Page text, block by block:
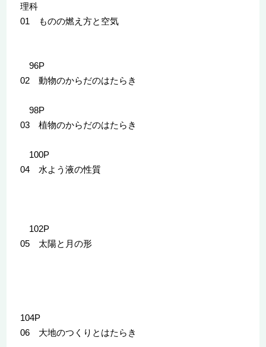
理科
01 ものの燃え方と空気
96P
02 動物のからだのはたらき
98P
03 植物のからだのはたらき
100P
04 水よう液の性質
102P
05 太陽と月の形
104P
06 大地のつくりとはたらき